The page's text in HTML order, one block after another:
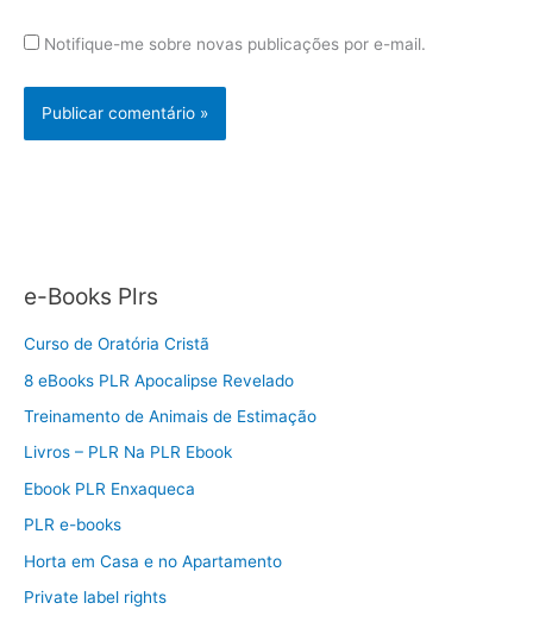
Notifique-me sobre novas publicações por e-mail.
e-Books Plrs
Curso de Oratória Cristã
8 eBooks PLR Apocalipse Revelado
Treinamento de Animais de Estimação
Livros – PLR Na PLR Ebook
Ebook PLR Enxaqueca
PLR e-books
Horta em Casa e no Apartamento
Private label rights